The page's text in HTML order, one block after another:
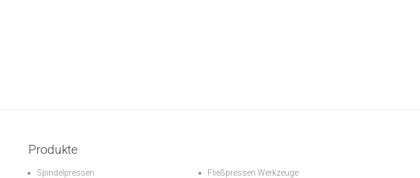
Produkte
Spindelpressen
Fließpressen Werkzeuge